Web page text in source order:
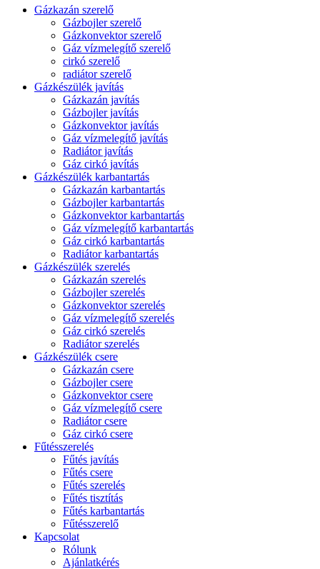
Gázkazán szerelő
Gázbojler szerelő
Gázkonvektor szerelő
Gáz vízmelegítő szerelő
cirkó szerelő
radiátor szerelő
Gázkészülék javítás
Gázkazán javítás
Gázbojler javítás
Gázkonvektor javítás
Gáz vízmelegítő javítás
Radiátor javítás
Gáz cirkó javítás
Gázkészülék karbantartás
Gázkazán karbantartás
Gázbojler karbantartás
Gázkonvektor karbantartás
Gáz vízmelegítő karbantartás
Gáz cirkó karbantartás
Radiátor karbantartás
Gázkészülék szerelés
Gázkazán szerelés
Gázbojler szerelés
Gázkonvektor szerelés
Gáz vízmelegítő szerelés
Gáz cirkó szerelés
Radiátor szerelés
Gázkészülék csere
Gázkazán csere
Gázbojler csere
Gázkonvektor csere
Gáz vízmelegítő csere
Radiátor csere
Gáz cirkó csere
Fűtésszerelés
Fűtés javítás
Fűtés csere
Fűtés szerelés
Fűtés tisztítás
Fűtés karbantartás
Fűtésszerelő
Kapcsolat
Rólunk
Ajánlatkérés